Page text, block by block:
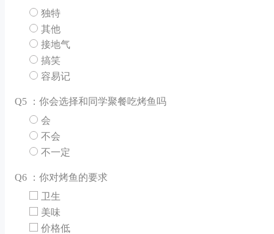
独特
其他
接地气
搞笑
容易记
Q5 ：你会选择和同学聚餐吃烤鱼吗
会
不会
不一定
Q6 ：你对烤鱼的要求
卫生
美味
价格低